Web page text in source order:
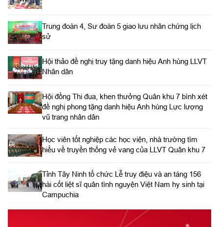
Trung đoàn 4, Sư đoàn 5 giao lưu nhân chứng lịch
sử
Hội thảo đề nghị truy tặng danh hiệu Anh hùng LLVT
Nhân dân
Hội đồng Thi đua, khen thưởng Quân khu 7 bình xét
đề nghị phong tặng danh hiệu Anh hùng Lực lượng
vũ trang nhân dân
Học viên tốt nghiệp các học viện, nhà trường tìm
hiểu về truyền thống vẻ vang của LLVT Quân khu 7
​Tỉnh Tây Ninh tổ chức Lễ truy điệu và an táng 156
hài cốt liệt sĩ quân tình nguyện Việt Nam hy sinh tại
Campuchia